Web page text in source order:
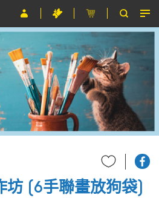
坊 (6手聯畫放狗袋)